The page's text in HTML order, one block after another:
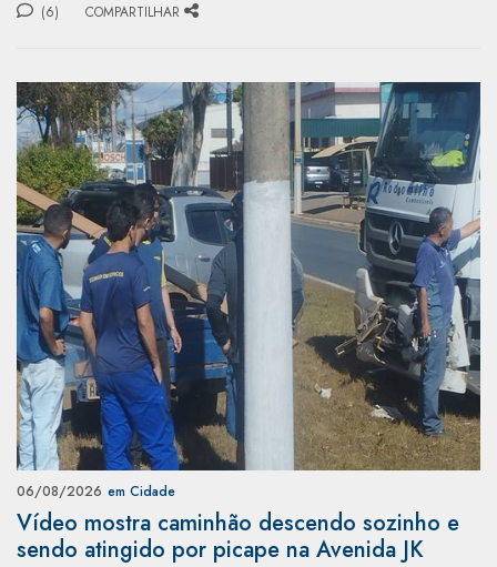
(6) COMPARTILHAR
06/08/2026 em Cidade
Vídeo mostra caminhão descendo sozinho e
sendo atingido por picape na Avenida JK